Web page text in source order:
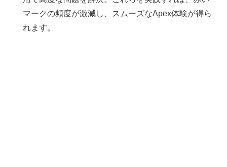
マークの頻度が激減し、スムーズなApex体験が得ら
れます。